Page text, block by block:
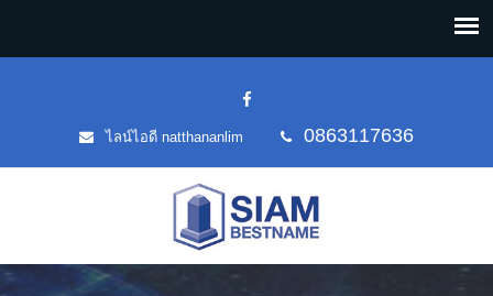
ไลน์ไอดี natthananlim 0863117636